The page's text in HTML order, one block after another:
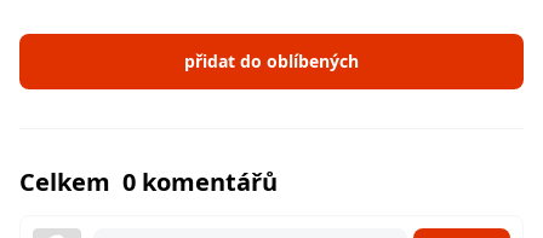
přidat do oblíbených
Celkem 0 komentářů